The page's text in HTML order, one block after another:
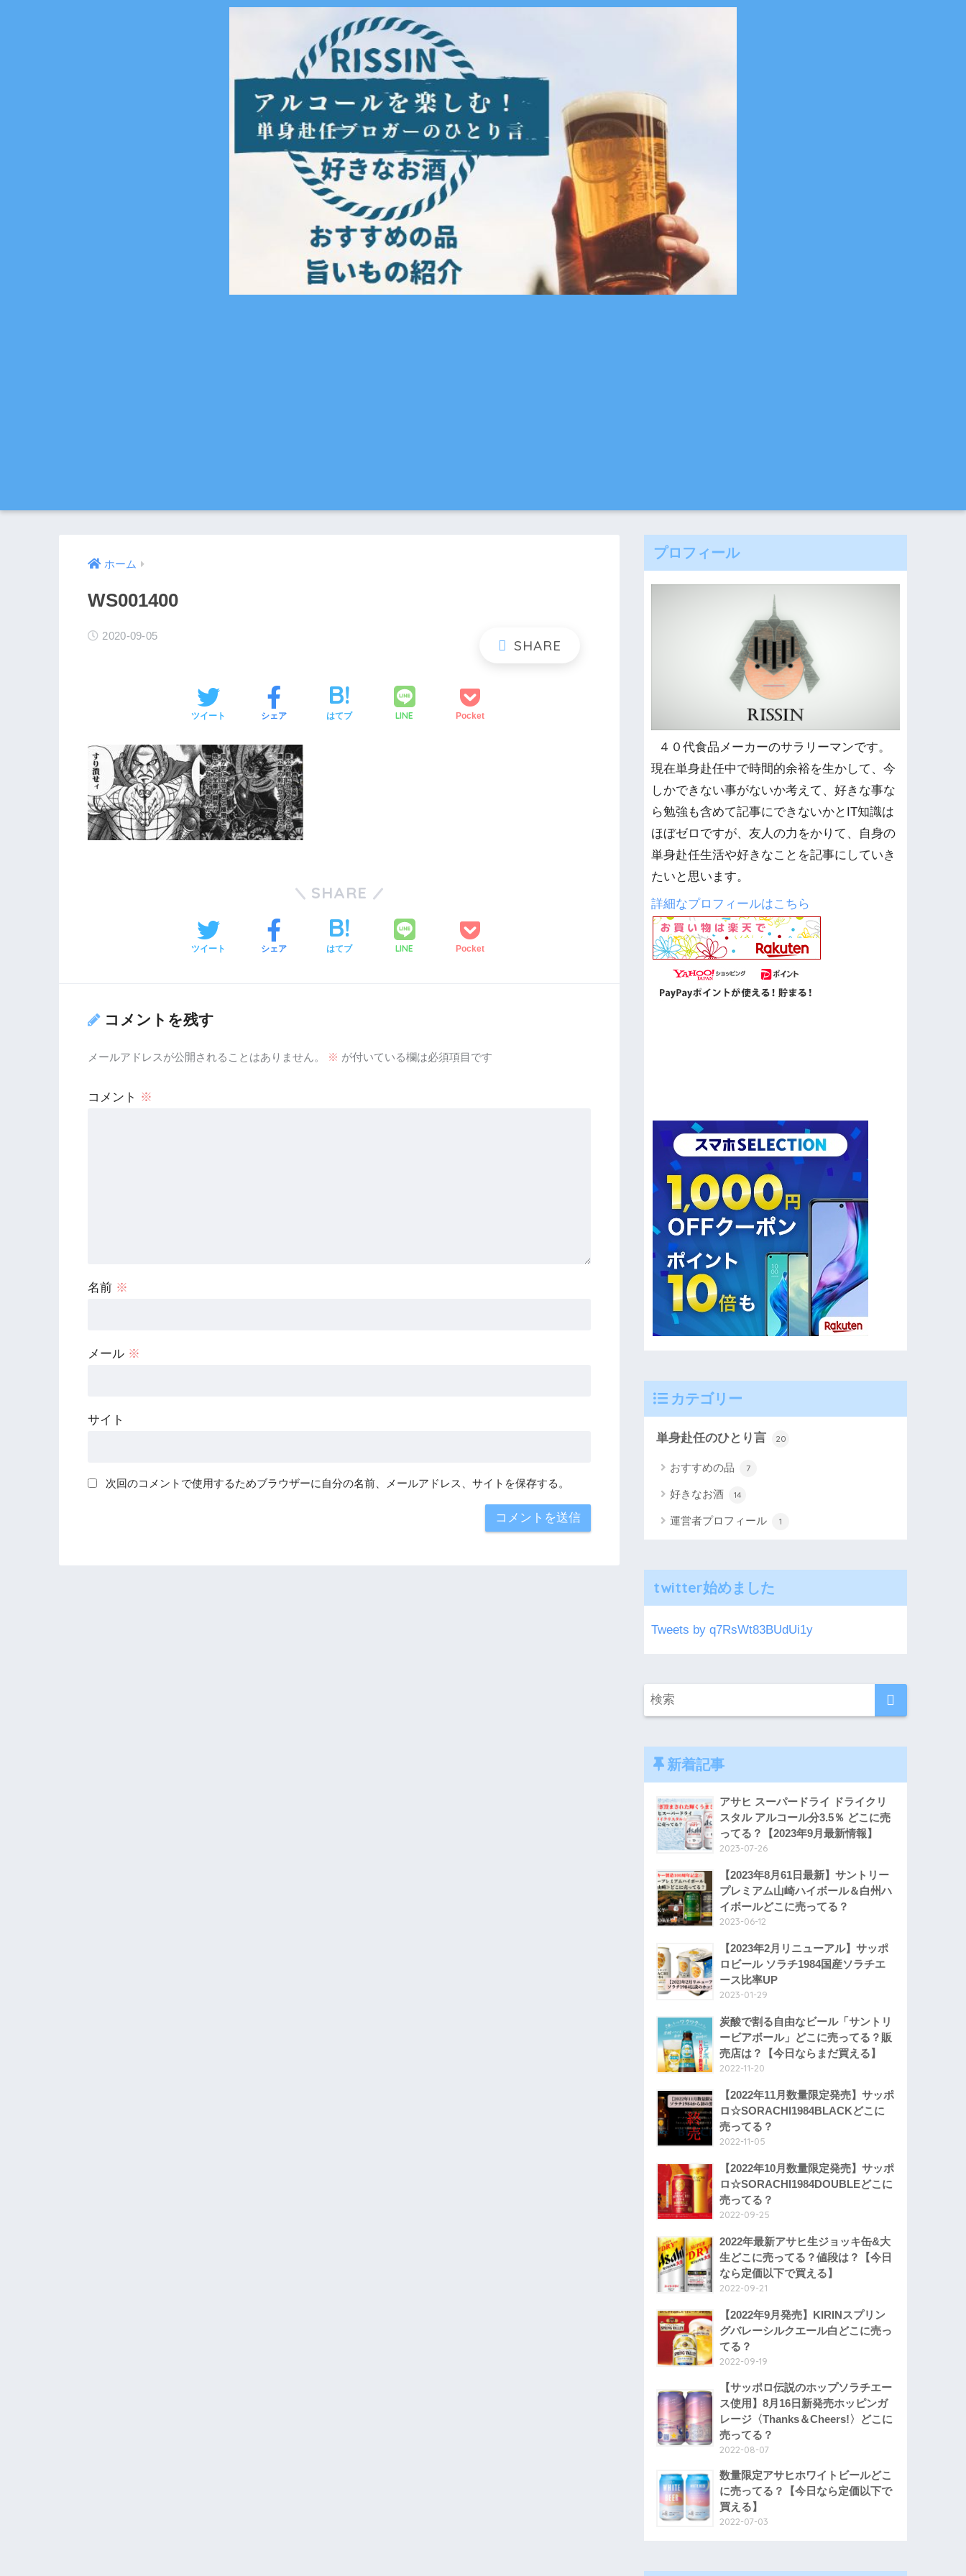
ホーム
WS001400
2020-09-05
ツイート シェア はてブ LINE Pocket
SHARE
ツイート シェア はてブ LINE Pocket
コメントを残す
メールアドレスが公開されることはありません。 ※ が付いている欄は必須項目です
コメント ※
名前 ※
メール ※
サイト
次回のコメントで使用するためブラウザーに自分の名前、メールアドレス、サイトを保存する。
プロフィール
４０代食品メーカーのサラリーマンです。
現在単身赴任中で時間的余裕を生かして、今
しかできない事がないか考えて、好きな事な
ら勉強も含めて記事にできないかとIT知識は
ほぼゼロですが、友人の力をかりて、自身の
単身赴任生活や好きなことを記事にしていき
たいと思います。
詳細なプロフィールはこちら
カテゴリー
単身赴任のひとり言 20
おすすめの品 7
好きなお酒 14
運営者プロフィール 1
twitter始めました
Tweets by q7RsWt83BUdUi1y
新着記事
アサヒ スーパードライ ドライクリ
スタル アルコール分3.5％ どこに売
ってる？【2023年9月最新情報】
2023-07-26
【2023年8月61日最新】サントリー
プレミアム山崎ハイボール＆白州ハ
イボールどこに売ってる？
2023-06-12
【2023年2月リニューアル】サッポ
ロビール ソラチ1984国産ソラチエ
ース比率UP
2023-01-29
炭酸で割る自由なビール「サントリ
ービアボール」どこに売ってる？販
売店は？【今日ならまだ買える】
2022-11-20
【2022年11月数量限定発売】サッポ
ロ☆SORACHI1984BLACKどこに
売ってる？
2022-11-05
【2022年10月数量限定発売】サッポ
ロ☆SORACHI1984DOUBLEどこに
売ってる？
2022-09-25
2022年最新アサヒ生ジョッキ缶&大
生どこに売ってる？値段は？【今日
なら定価以下で買える】
2022-09-21
【2022年9月発売】KIRINスプリン
グバレーシルクエール白どこに売っ
てる？
2022-09-19
【サッポロ伝説のホップソラチエー
ス使用】8月16日新発売ホッピンガ
レージ〈Thanks＆Cheers!〉どこに
売ってる？
2022-08-07
数量限定アサヒホワイトビールどこ
に売ってる？【今日なら定価以下で
買える】
2022-07-03